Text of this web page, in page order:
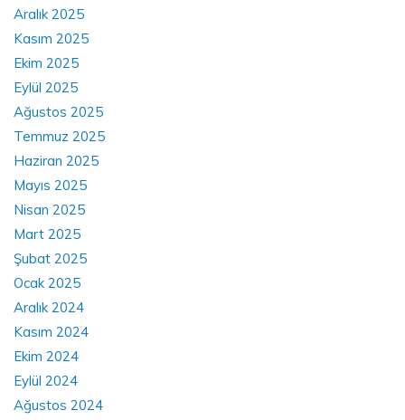
Aralık 2025
Kasım 2025
Ekim 2025
Eylül 2025
Ağustos 2025
Temmuz 2025
Haziran 2025
Mayıs 2025
Nisan 2025
Mart 2025
Şubat 2025
Ocak 2025
Aralık 2024
Kasım 2024
Ekim 2024
Eylül 2024
Ağustos 2024